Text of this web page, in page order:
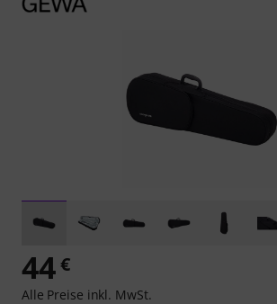
44€
Alle Preise inkl. MwSt.